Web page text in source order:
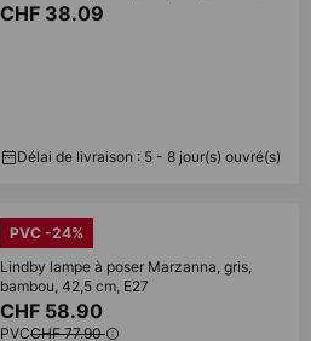
CHF 38.09
Délai de livraison : 5 - 8 jour(s) ouvré(s)
PVC -24%
Lindby lampe à poser Marzanna, gris,
bambou, 42,5 cm, E27
CHF 58.90
PVCCHF 77.90